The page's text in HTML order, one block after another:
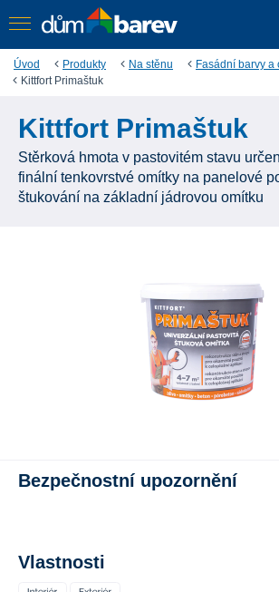
Úvod Produkty Na stěnu
Fasádní barvy a
Kittfort Primaštuk
Kittfort Primaštuk
Stěrková hmota v pastovitém stavu
finální tenkovrstvé omítky na panelové
štukování na základní jádrovou omítku
Bezpečnostní upozornění
Vlastnosti